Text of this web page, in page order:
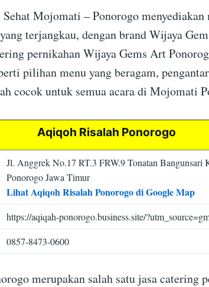
Mojomati – Ponorogo menyediakan
terjangkau, dengan brand Wijaya
pernikahan Wijaya Gems Art
pilihan menu yang beragam,
cocok untuk semua acara di Mojomati
Aqiqoh Risalah Ponorogo
Jl. Anggrek No.17 RT.3 FRW.9 Tonatan Bangunsari
Ponorogo Jawa Timur
Lihat Aqiqoh Risalah Ponorogo di Google Map
https://aqiqah-ponorogo.business.site/
0857-8473-0600
merupakan salah satu jasa catering